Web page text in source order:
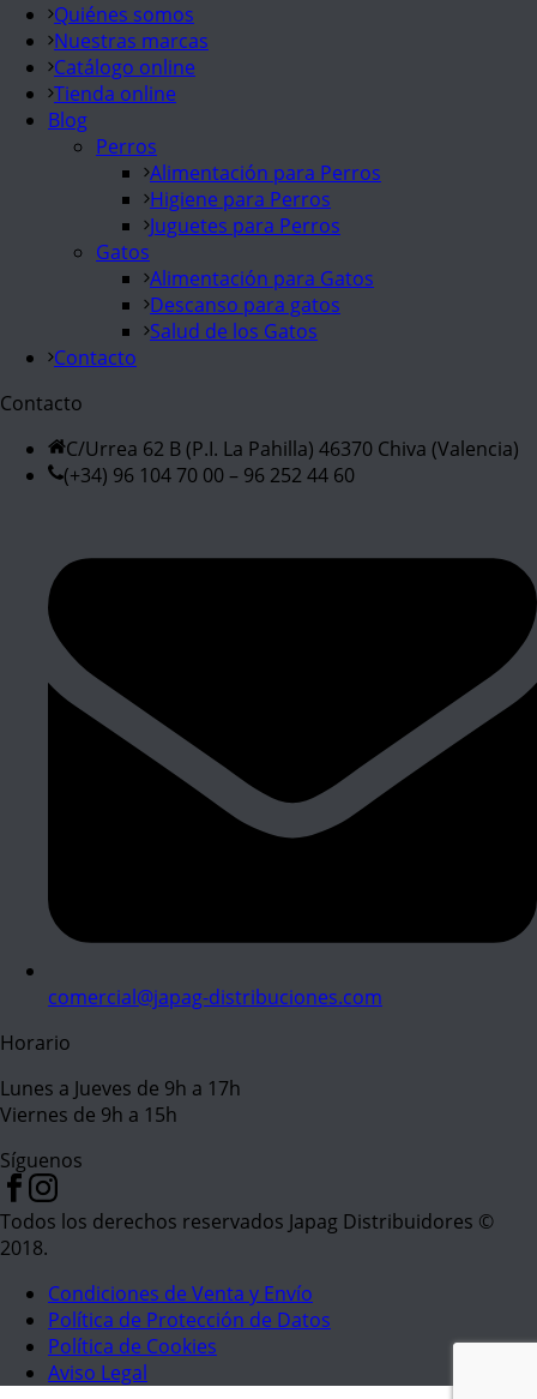
Quiénes somos
Nuestras marcas
Catálogo online
Tienda online
Blog
Perros
Alimentación para Perros
Higiene para Perros
Juguetes para Perros
Gatos
Alimentación para Gatos
Descanso para gatos
Salud de los Gatos
Contacto
Contacto
C/Urrea 62 B (P.I. La Pahilla) 46370 Chiva (Valencia)
(+34) 96 104 70 00 – 96 252 44 60
comercial@japag-distribuciones.com
Horario
Lunes a Jueves de 9h a 17h
Viernes de 9h a 15h
Síguenos
Todos los derechos reservados Japag Distribuidores ©
2018.
Condiciones de Venta y Envío
Política de Protección de Datos
Política de Cookies
Aviso Legal